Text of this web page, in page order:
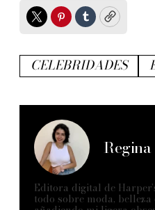
TwitterPinterest
TumblrCopy
CELEBRIDADES
Editora digital de
todo sobre moda,